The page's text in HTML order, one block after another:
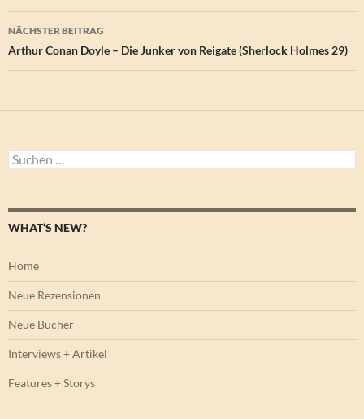
NÄCHSTER BEITRAG
Arthur Conan Doyle – Die Junker von Reigate (Sherlock Holmes 29)
Suchen
nach:
WHAT’S NEW?
Home
Neue Rezensionen
Neue Bücher
Interviews + Artikel
Features + Storys